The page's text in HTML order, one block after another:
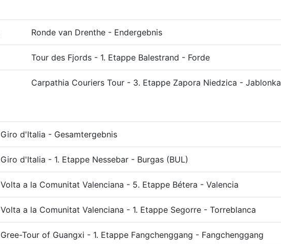
Ronde van Drenthe - Endergebnis
Tour des Fjords - 1. Etappe Balestrand - Forde
Carpathia Couriers Tour - 3. Etappe Zapora Niedzica - Jablonka
Giro d'Italia - Gesamtergebnis
Giro d'Italia - 1. Etappe Nessebar - Burgas (BUL)
Volta a la Comunitat Valenciana - 5. Etappe Bétera - Valencia
Volta a la Comunitat Valenciana - 1. Etappe Segorre - Torreblanca
Gree-Tour of Guangxi - 1. Etappe Fangchenggang - Fangchenggang